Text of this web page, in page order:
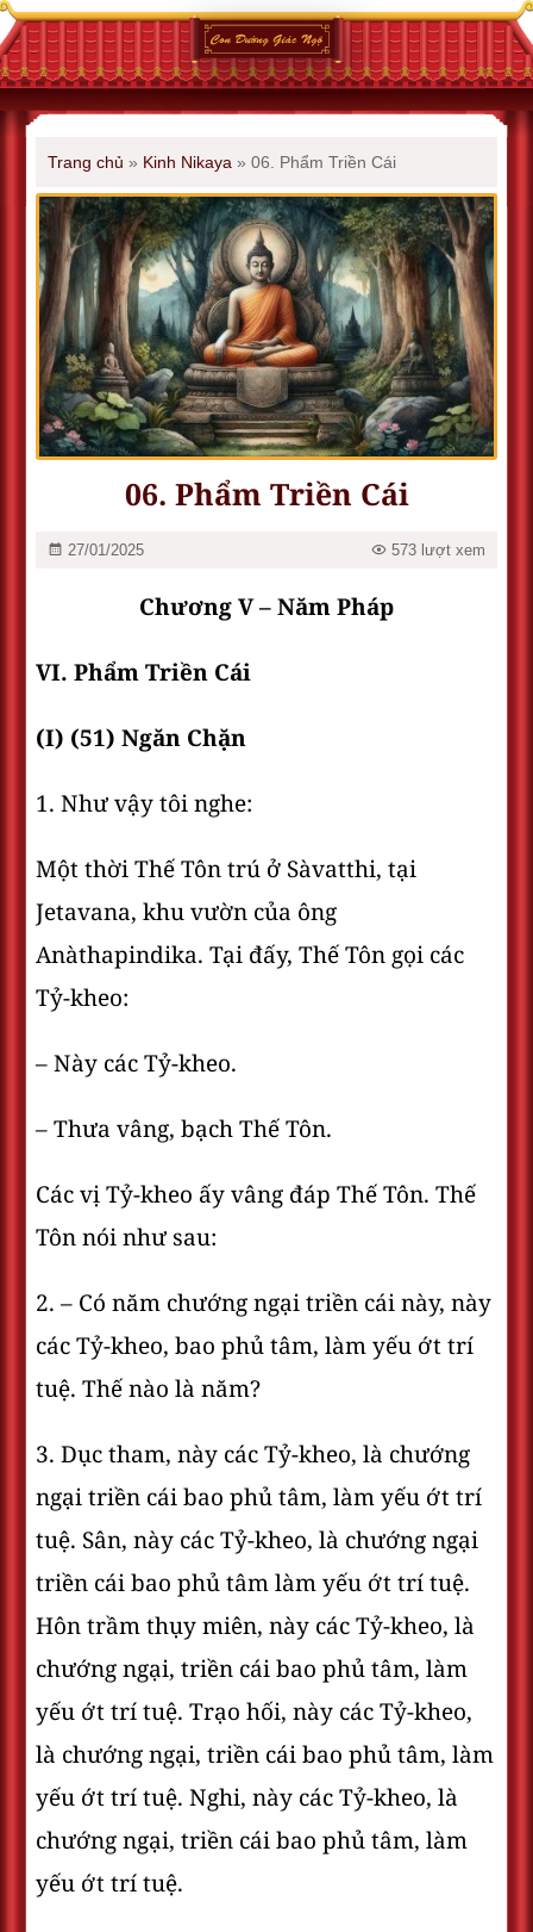
Trang chủ » Kinh Nikaya » 06. Phẩm Triền Cái
06. Phẩm Triền Cái
27/01/2025 573 lượt xem
Chương V – Năm Pháp
VI. Phẩm Triền Cái
(I) (51) Ngăn Chặn
1. Như vậy tôi nghe:
Một thời Thế Tôn trú ở Sàvatthi, tại
Jetavana, khu vườn của ông
Anàthapindika. Tại đấy, Thế Tôn gọi các
Tỷ-kheo:
– Này các Tỷ-kheo.
– Thưa vâng, bạch Thế Tôn.
Các vị Tỷ-kheo ấy vâng đáp Thế Tôn. Thế
Tôn nói như sau:
2. – Có năm chướng ngại triền cái này, này
các Tỷ-kheo, bao phủ tâm, làm yếu ớt trí
tuệ. Thế nào là năm?
3. Dục tham, này các Tỷ-kheo, là chướng
ngại triền cái bao phủ tâm, làm yếu ớt trí
tuệ. Sân, này các Tỷ-kheo, là chướng ngại
triền cái bao phủ tâm làm yếu ớt trí tuệ.
Hôn trầm thụy miên, này các Tỷ-kheo, là
chướng ngại, triền cái bao phủ tâm, làm
yếu ớt trí tuệ. Trạo hối, này các Tỷ-kheo,
là chướng ngại, triền cái bao phủ tâm, làm
yếu ớt trí tuệ. Nghi, này các Tỷ-kheo, là
chướng ngại, triền cái bao phủ tâm, làm
yếu ớt trí tuệ.